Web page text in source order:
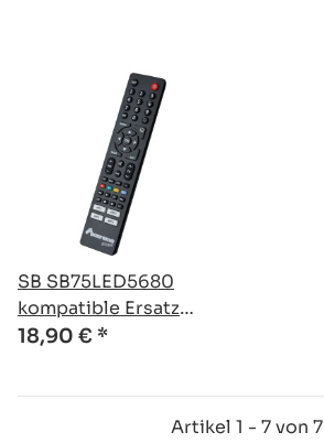
SB SB75LED5680
kompatible Ersatz
Fernbedienung
18,90 € *
Artikel 1 - 7 von 7